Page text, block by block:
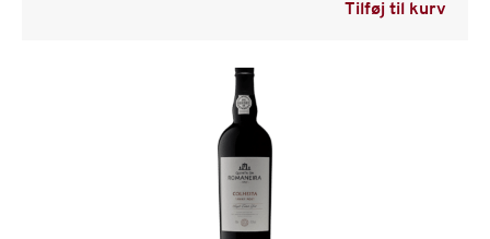
Tilføj til kurv